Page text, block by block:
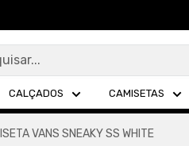
CALÇADOS CAMISETAS
VANS SNEAKY SS WHITE